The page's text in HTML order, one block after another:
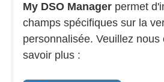
My DSO Managerpermet
champs spécifiques sur la
personnalisée. Veuillez nous
savoir plus :